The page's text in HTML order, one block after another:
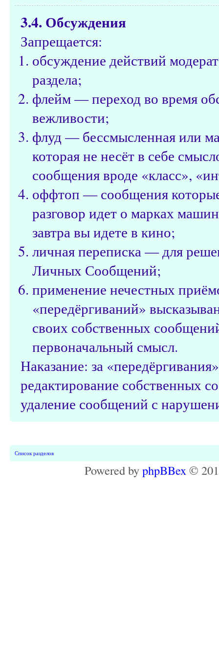
3.4. Обсуждения
Запрещается:
обсуждение действий
раздела;
флейм — переход во время
вежливости;
флуд — бессмысленная или
которая не несёт в себе
сообщения вроде «класс»,
оффтоп — сообщения которые
разговор идет о марках
завтра вы идете в кино;
личная переписка — для
Личных Сообщений;
применение нечестных
«передёргиваний»
своих собственных
первоначальный смысл.
Наказание: за
редактирование собственных
удаление сообщений с
Список разделов
Powered byphpBBex ©